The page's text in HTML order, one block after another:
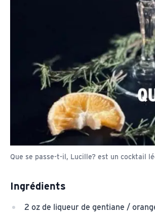
Que se passe-t-il, Lucille? est un cocktail
Ingrédients
2 oz de liqueur de gentiane /